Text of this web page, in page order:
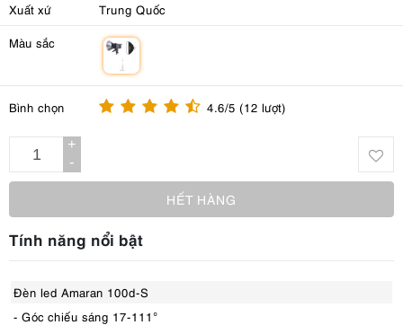
Xuất xứ Trung Quốc
Màu sắc
Bình chọn 4.6/5 (12 lượt)
+
-
HẾT HÀNG
Tính năng nổi bật
Đèn led Amaran 100d-S
- Góc chiếu sáng 17-111°